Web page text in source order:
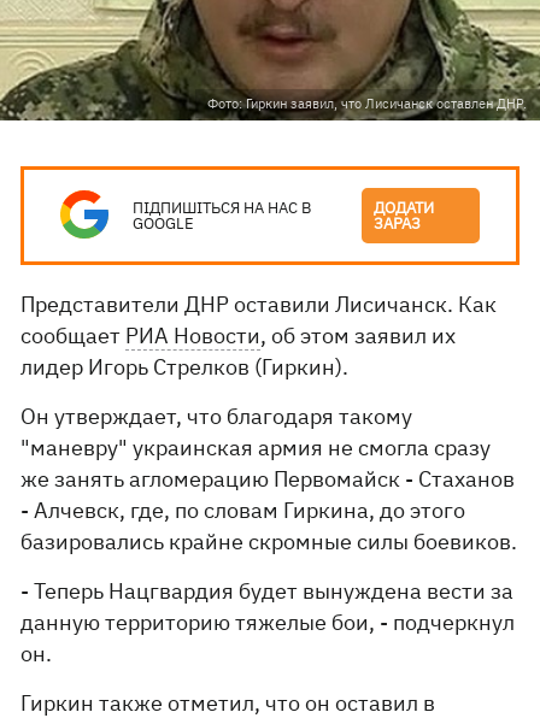
Фото: Гиркин заявил, что Лисичанск оставлен ДНР.
ПІДПИШІТЬСЯ НА НАС В
GOOGLE
ДОДАТИ
ЗАРАЗ
Представители ДНР оставили Лисичанск. Как
сообщает РИА Новости, об этом заявил их
лидер Игорь Стрелков (Гиркин).
Он утверждает, что благодаря такому
"маневру" украинская армия не смогла сразу
же занять агломерацию Первомайск - Стаханов
- Алчевск, где, по словам Гиркина, до этого
базировались крайне скромные силы боевиков.
- Теперь Нацгвардия будет вынуждена вести за
данную территорию тяжелые бои, - подчеркнул
он.
Гиркин также отметил, что он оставил в